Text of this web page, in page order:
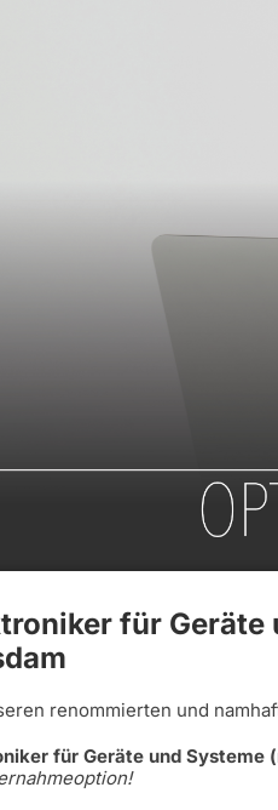
für Geräte
renommierten und
für Geräte und Systeme